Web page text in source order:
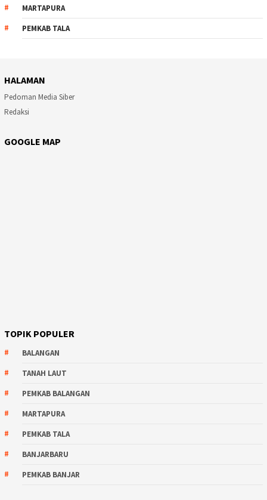
MARTAPURA
PEMKAB TALA
HALAMAN
Pedoman Media Siber
Redaksi
GOOGLE MAP
TOPIK POPULER
BALANGAN
TANAH LAUT
PEMKAB BALANGAN
MARTAPURA
PEMKAB TALA
BANJARBARU
PEMKAB BANJAR